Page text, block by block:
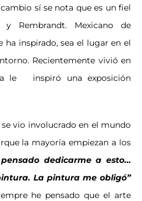
sí se nota que es un fiel
y Rembrandt. Mexicano de
ha inspirado, sea el lugar en el
Recientemente vivió en
le
inspiró una exposición
vio involucrado en el mundo
la mayoría empiezan a los
dedicarme a esto…
La pintura me obligó”
he pensado que el arte